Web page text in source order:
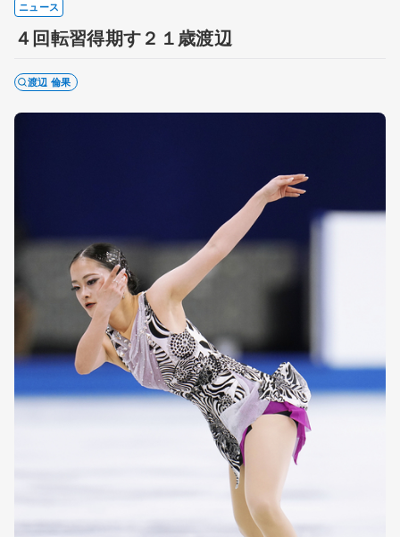
ニュース
４回転習得期す２１歳渡辺
渡辺 倫果